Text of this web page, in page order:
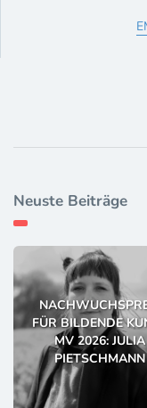
Neuste Beiträge
FÜR BILDENDE
MV 2026: JULIA
PIETSCHMANN